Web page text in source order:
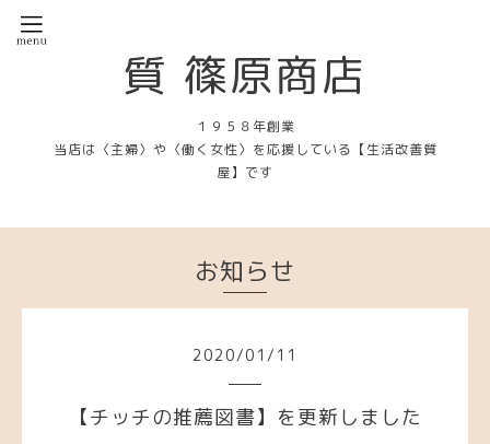
質 篠原商店
１９５８年創業
当店は〈主婦〉や〈働く女性〉を応援している【生活改善質
屋】です
お知らせ
2020/01 / 11
【チッチの推薦図書】を更新しました